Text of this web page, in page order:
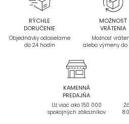
RÝCHLE
DORUČENIE
Objednávky odosielame
do 24 hodín
MOŽNOSŤ
VRÁTENIA
Možnosť
alebo výmeny do
KAMENNÁ
PREDAJŇA
Už viac ako 150 000
spokojných zákazníkov